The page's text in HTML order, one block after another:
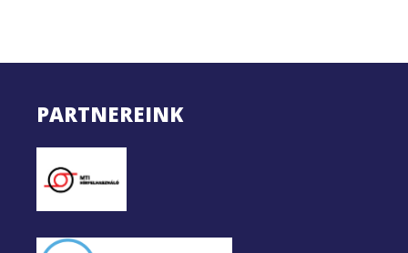
PARTNEREINK